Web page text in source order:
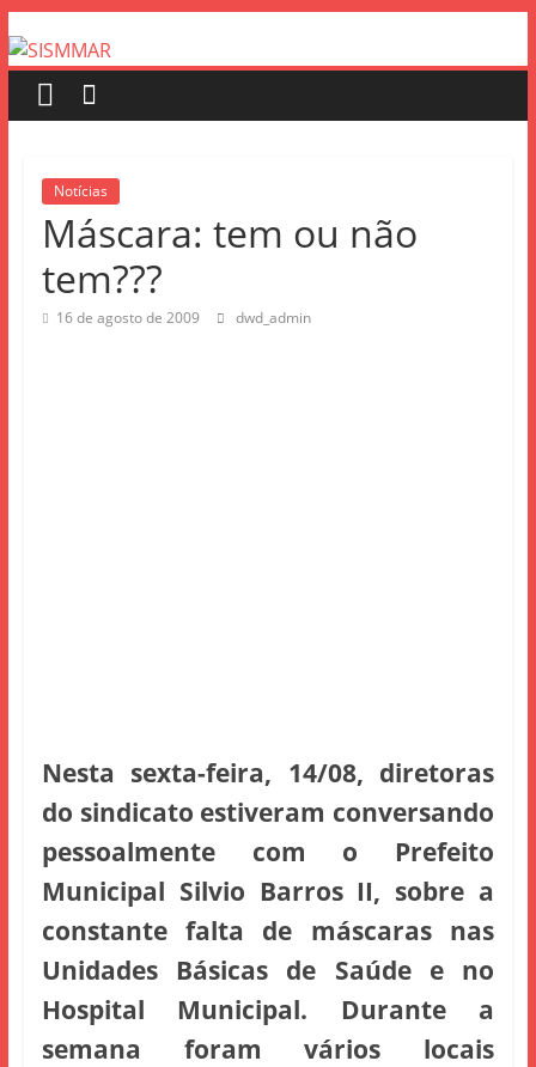
Notícias
Máscara: tem ou não
tem???
16 de agosto de 2009 dwd_admin
Nesta sexta-feira, 14/08, diretoras
do sindicato estiveram conversando
pessoalmente com o Prefeito
Municipal Silvio Barros II, sobre a
constante falta de máscaras nas
Unidades Básicas de Saúde e no
Hospital Municipal. Durante a
semana foram vários locais